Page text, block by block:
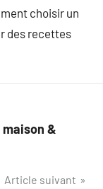
choisir un
des recettes
&
Article suivant